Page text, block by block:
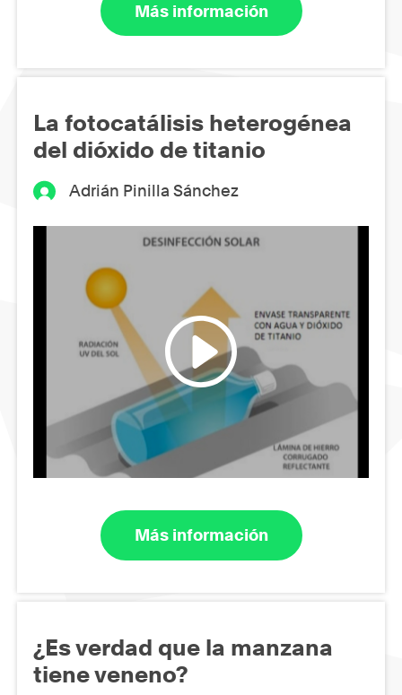
Más información
La fotocatálisis heterogénea
del dióxido de titanio
Adrián Pinilla Sánchez
Más información
¿Es verdad que la manzana
tiene veneno?